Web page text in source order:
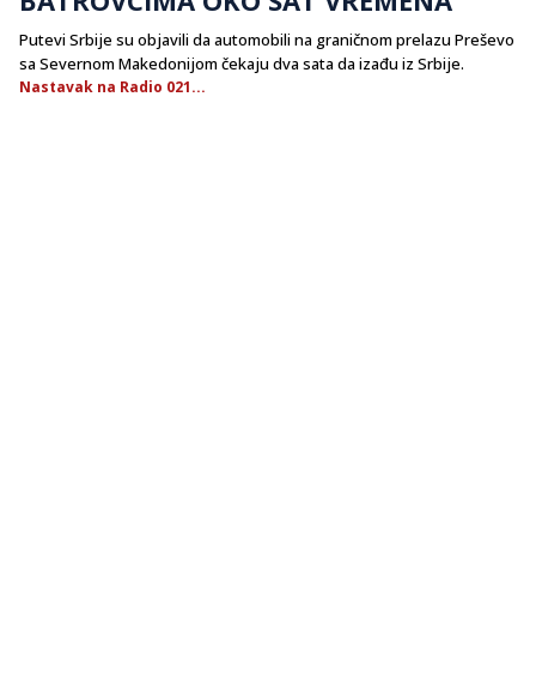
Putevi Srbije su objavili da automobili na graničnom prelazu Preševo
sa Severnom Makedonijom čekaju dva sata da izađu iz Srbije.
Nastavak na Radio 021...